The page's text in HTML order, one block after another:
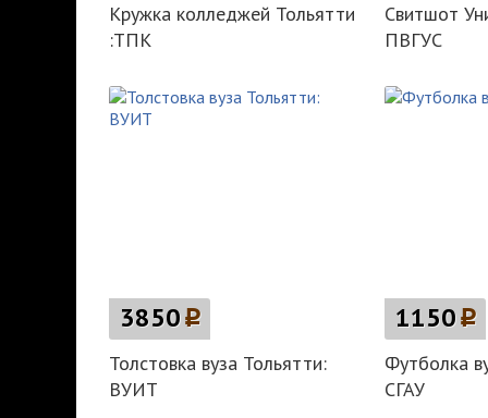
Кружка колледжей Тольятти
:ТПК
Свитшот
ПВГУС
3850p
Толстовка вуза Тольятти:
ВУИТ
1150p
Футболка
СГАУ